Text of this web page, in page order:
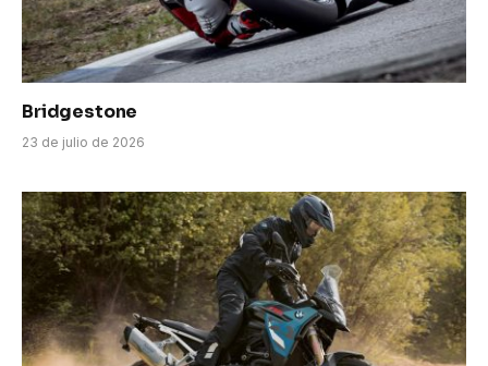
Bridgestone
23 de julio de 2026